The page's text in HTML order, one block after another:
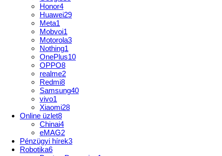
Honor4
Huawei29
Meta1
Mobvoi1
Motorola3
Nothing1
OnePlus10
OPPO8
realme2
Redmi8
Samsung40
vivo1
Xiaomi28
Online üzlet8
Chinai4
eMAG2
Pénzügyi hírek3
Robotika6